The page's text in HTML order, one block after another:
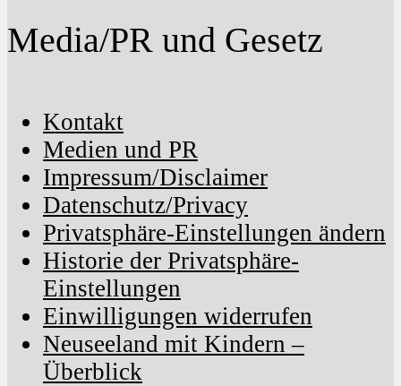
Media/PR und Gesetz
Kontakt
Medien und PR
Impressum/Disclaimer
Datenschutz/Privacy
Privatsphäre-Einstellungen ändern
Historie der Privatsphäre-
Einstellungen
Einwilligungen widerrufen
Neuseeland mit Kindern –
Überblick